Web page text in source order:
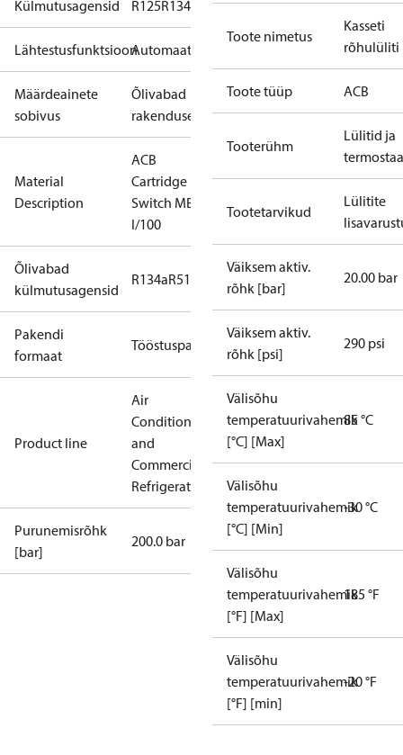
Külmutusagensid R125R134a R22R404AR407CR407HR410A
LähtestusfunktsioonAutomaatne
Määrdeainete
sobivus
Õlivabad
rakendused
Material
Description
ACB
Cartridge
Switch MB37
I/100
Õlivabad
külmutusagensid
R134aR513A
Pakendi
formaat
Tööstuspakend
Product line
Air
Conditioning
and
Commercial
Refrigeration
Purunemisrõhk
[bar]
200.0 bar
Toote nimetus
Kasseti
rõhulüliti
Toote tüüp ACB
Tooterühm
Lülitid ja
Tootetarvikud
Lülitite
Väiksem aktiv.
rõhk [bar]
20.00 bar
Väiksem aktiv.
rõhk [psi]
290 psi
Välisõhu
temperatuurivahemik
[°C] [Max]
85 °C
Välisõhu
temperatuurivahemik
[°C] [Min]
-30 °C
Välisõhu
temperatuurivahemik
[°F] [Max]
185 °F
Välisõhu
temperatuurivahemik
[°F] [min]
-20 °F